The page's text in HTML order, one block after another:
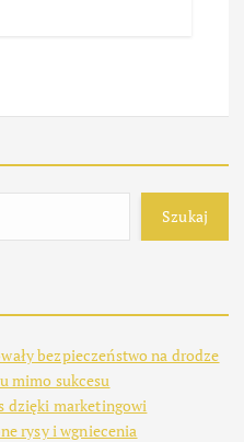
Szukaj
bezpieczeństwo na drodze
mimo sukcesu
dzięki marketingowi
rysy i wgniecenia